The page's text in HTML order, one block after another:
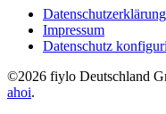
Datenschutzerklärung
Impressum
Datenschutz
©2026 fiylo Deutschland
ahoi.